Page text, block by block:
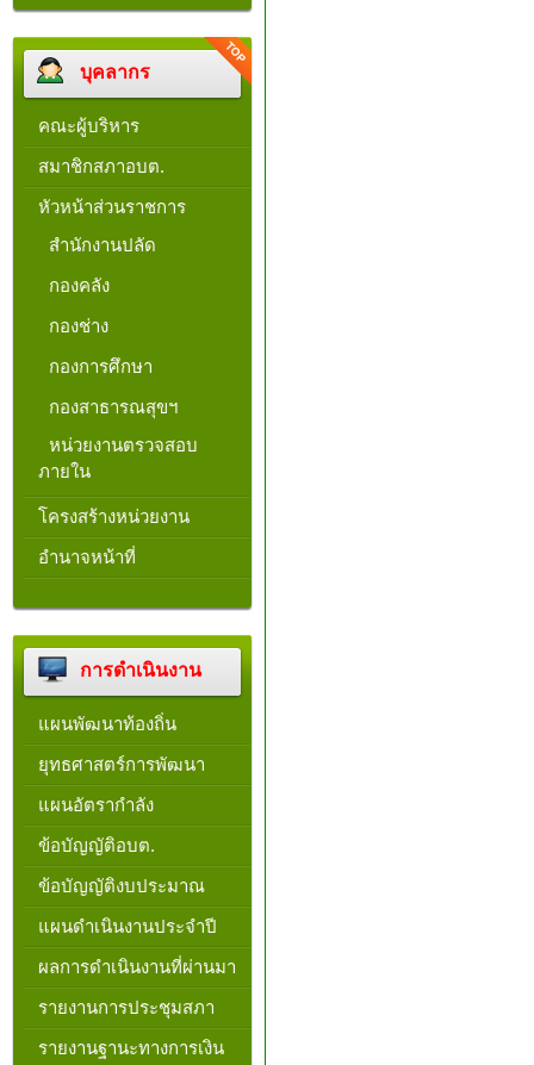
บุคลากร
คณะผู้บริหาร
สมาชิกสภาอบต.
หัวหน้าส่วนราชการ
สำนักงานปลัด
กองคลัง
กองช่าง
กองการศึกษา
กองสาธารณสุขฯ
หน่วยงานตรวจสอบ
ภายใน
โครงสร้างหน่วยงาน​
อำนาจหน้าที่
การดำเนินงาน
แผนพัฒนาท้องถิ่น
ยุทธศาสตร์การพัฒนา
แผนอัตรากำลัง
ข้อบัญญัติอบต.
ข้อบัญญัติงบประมาณ
แผนดำเนินงานประจำปี
ผลการดำเนินงานที่ผ่านมา
รายงานการประชุมสภา
รายงานฐานะทางการเงิน